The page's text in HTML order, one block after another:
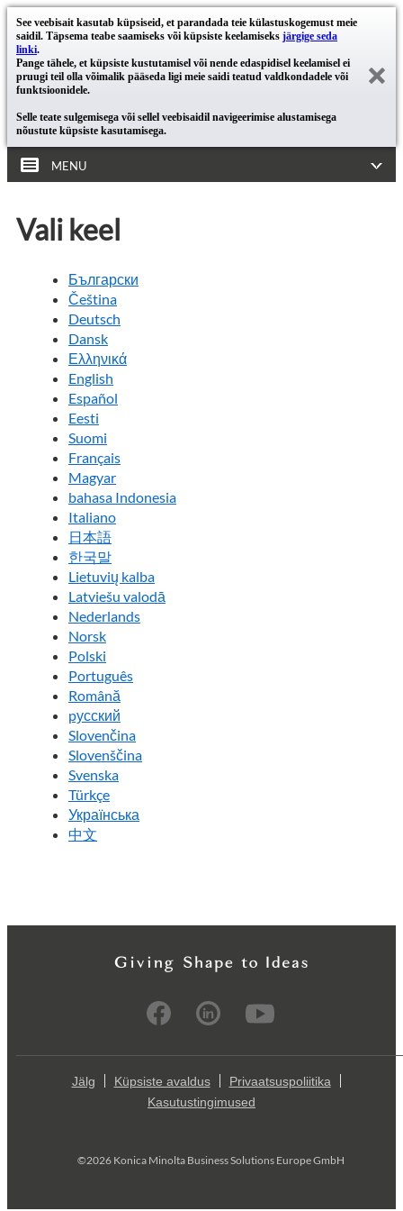
See veebisait kasutab küpsiseid, et parandada teie külastuskogemust meie
saidil. Täpsema teabe saamiseks või küpsiste keelamiseks järgige seda
linki.
Pange tähele, et küpsiste kustutamisel või nende edaspidisel keelamisel ei
pruugi teil olla võimalik pääseda ligi meie saidi teatud valdkondadele või
funktsioonidele.
Selle teate sulgemisega või sellel veebisaidil navigeerimise alustamisega
nõustute küpsiste kasutamisega.
MENU
Vali keel
Български
Čeština
Deutsch
Dansk
Ελληνικά
English
Español
Eesti
Suomi
Français
Magyar
bahasa Indonesia
Italiano
日本語
한국말
Lietuvių kalba
Latviešu valodā
Nederlands
Norsk
Polski
Português
Română
pусский
Slovenčina
Slovenščina
Svenska
Türkçe
Українська
中文
Jälg Küpsiste avaldus
Privaatsuspoliitika
Kasutustingimused
©2026 Konica Minolta Business Solutions Europe GmbH